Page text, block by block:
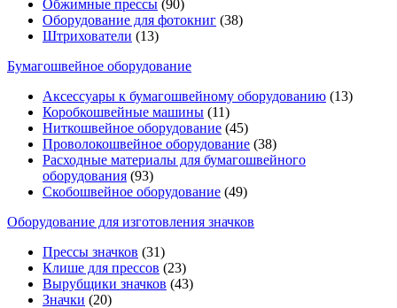
Обжимные прессы (90)
Оборудование для фотокниг (38)
Штрихователи (13)
Бумагошвейное оборудование
Аксессуары к бумагошвейному оборудованию (13)
Коробкошвейные машины (11)
Ниткошвейное оборудование (45)
Проволокошвейное оборудование (38)
Расходные материалы для бумагошвейного
оборудования (93)
Скобошвейное оборудование (49)
Оборудование для изготовления значков
Прессы значков (31)
Клише для прессов (23)
Вырубщики значков (43)
Значки (20)